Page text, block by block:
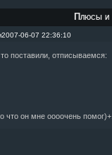
Плюсы и
2007-06-07 22:36:10
поставили, отписываемся:
что он мне оооочень